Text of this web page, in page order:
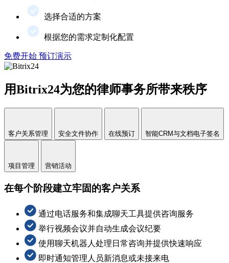
选择合适的方案
根据您的需求定制化配置
免费开始 预订演示
用Bitrix24为您的律师事务所带来秩序
客户关系管理 安全文件协作 在线预订 智能CRM与文档电子签名
项目管理 营销活动
在每个阶段建立牢固的客户关系
通过电话服务和集成聊天工具提供咨询服务
举行视频会议并自动生成会议纪要
使用聊天机器人处理日常咨询并提供快速响应
即时通知管理人员新消息或未接来电